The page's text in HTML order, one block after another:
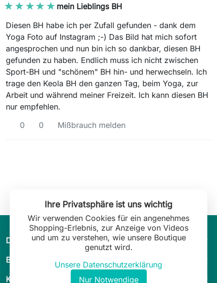
★★★★★
★★★★★ mein Lieblings BH
Diesen BH habe ich per Zufall gefunden - dank dem
Yoga Foto auf Instagram ;-) Das Bild hat mich sofort
angesprochen und nun bin ich so dankbar, diesen BH
gefunden zu haben. Endlich muss ich nicht zwischen
Sport-BH und "schönem" BH hin- und herwechseln. Ich
trage den Keola BH den ganzen Tag, beim Yoga, zur
Arbeit und während meiner Freizeit. Ich kann diesen BH
nur empfehlen.
0
0 Mißbrauch melden
Die Welt von Leilani Lingerie arrow_drop_down
Beratung arrow_drop_down
Kundenservice arrow_drop_down
Ihre Privatsphäre ist uns wichtig
Wir verwenden Cookies für ein angenehmes
Shopping-Erlebnis, zur Anzeige von Videos
und um zu verstehen, wie unsere Boutique
genutzt wird.
Unsere Datenschutzerklärung
Nur Notwendige